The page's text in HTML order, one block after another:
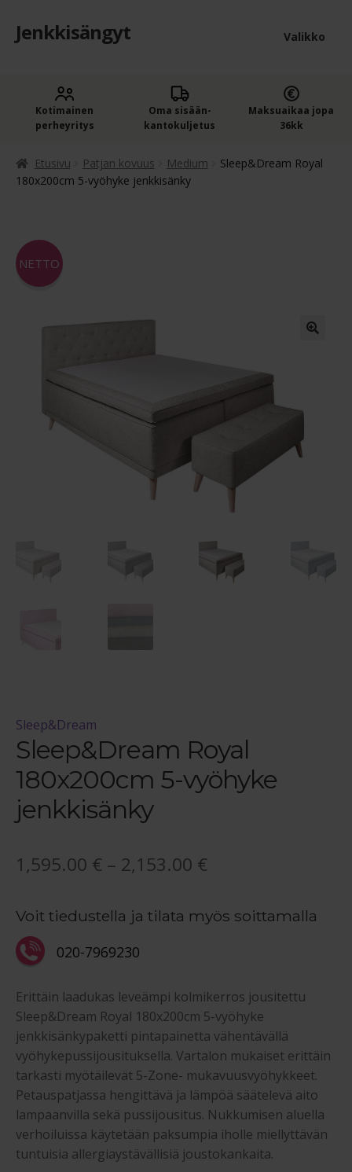
Siirry
navigointiin
Siirry
sisältöön
Jenkkisängyt Valikko
Jenkkisängyt
tason
Oheistuotteet
Kassa
Jenkkisängyn ostajan opas
Yleiset ehdot
Blogi – Jenkkisänky
Kotimainen
perheyritys
Oma sisään­
kantokuljetus
Maksuaikaa jopa
36kk
Etusivu Patjan kovuus Medium
Sleep&Dream Royal
180x200cm 5-vyöhyke jenkkisänky
NETTO
Sleep&Dream
Sleep&Dream Royal
180x200cm 5-vyöhyke
jenkkisänky
1,595.00 € – 2,153.00 €
-
Voit tiedustella ja tilata myös soittamalla
020-7969230
Erittäin laadukas leveämpi kolmikerros jousitettu
Sleep&Dream Royal 180x200cm 5-vyöhyke
jenkkisänkypaketti pintapainetta vähentävällä
vyöhykepussijousituksella. Vartalon mukaiset erittäin
tarkasti myötäilevät 5-Zone- mukavuusvyöhykkeet.
Petauspatjassa hengittävä ja lämpöä säätelevä aito
lampaanvilla sekä pussijousitus. Nukkumisen aluella
verhoiluissa käytetään paksumpia iholle miellyttävän
tuntuisia allergiaystävällisiä joustokankaita.